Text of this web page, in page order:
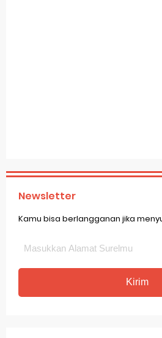
Newsletter
Kamu bisa berlangganan jika